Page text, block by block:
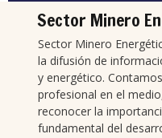
Sector Minero
Sector Minero
la difusión de
y energético.
profesional en el
reconocer la
fundamental del